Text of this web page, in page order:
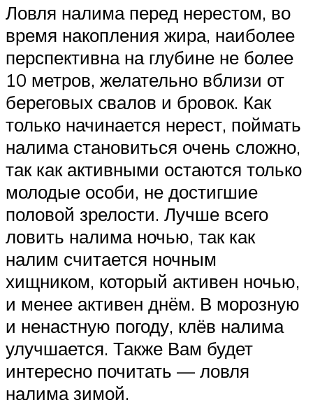
Ловля налима перед нерестом, во
время накопления жира, наиболее
перспективна на глубине не более
10 метров, желательно вблизи от
береговых свалов и бровок. Как
только начинается нерест, поймать
налима становиться очень сложно,
так как активными остаются только
молодые особи, не достигшие
половой зрелости. Лучше всего
ловить налима ночью, так как
налим считается ночным
хищником, который активен ночью,
и менее активен днём. В морозную
и ненастную погоду, клёв налима
улучшается. Также Вам будет
интересно почитать — ловля
налима зимой.